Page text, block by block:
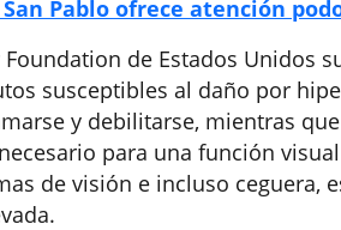
Pablo ofrece atención
de Estados Unidos
susceptibles al daño por
y debilitarse, mientras
para una función
de visión e incluso ceguera,